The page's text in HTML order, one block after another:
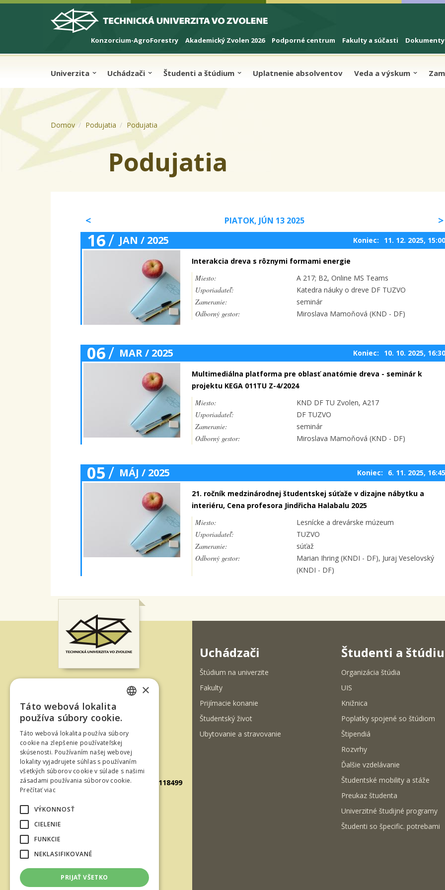
Skip to cookies
Skip to navigation
Skočiť na hlavný obsah
Konzorcium-AgroForestry Akademický Zvolen 2026 Podporné centrum Fakulty a súčasti Dokumenty
Univerzita Uchádzači Študenti a štúdium Uplatnenie absolventov Veda a výskum
Domov Podujatia Podujatia
Podujatia
PIATOK, JÚN 13 2025
16/ JAN / 2025 Koniec: 11. 12. 2025, 15:00
Interakcia dreva s rôznymi formami energie
Miesto:
A 217; B2, Online MS Teams
Usporiadateľ:
Katedra náuky o dreve DF TUZVO
Zameranie:
seminár
Odborný gestor:
Miroslava Mamoňová (KND - DF)
06/ MAR / 2025 Koniec: 10. 10. 2025, 16:30
Multimediálna platforma pre oblasť anatómie dreva - seminár k
projektu KEGA 011TU Z-4/2024
Miesto:
KND DF TU Zvolen, A217
Usporiadateľ:
DF TUZVO
Zameranie:
seminár
Odborný gestor:
Miroslava Mamoňová (KND - DF)
05/ MÁJ / 2025 Koniec: 6. 11. 2025, 16:45
21. ročník medzinárodnej študentskej súťaže v dizajne nábytku a
interiéru, Cena profesora Jindřicha Halabalu 2025
Miesto:
Lesnícke a drevárske múzeum
Usporiadateľ:
TUZVO
Zameranie:
súťaž
Odborný gestor:
Marian Ihring (KNDI - DF), Juraj Veselovský
(KNDI - DF)
960 01 Zvolen
Slovenská republika
Tel.: +421-45-520 61 11
Fax: +421-45-533 00 27
E-mail: info@tuzvo.sk
GPS súradnice: 48.572024,19.118499
IČO: 00397440
DIČ: 2020474808
IČ DPH: SK2020474808
E-mail: podatelna@tuzvo.sk
Uchádzači
Štúdium na univerzite
Fakulty
Prijímacie konanie
Študentský život
Ubytovanie a stravovanie
Študenti a
Organizácia štúdia
UIS
Knižnica
Poplatky spojené so štúdiom
Štipendiá
Rozvrhy
Ďalšie vzdelávanie
Študentské mobility a stáže
Preukaz študenta
Univerzitné študijné programy
Študenti so špecific. potrebami
×
Táto webová lokalita
používa súbory cookie.
Táto webová lokalita používa súbory
cookie na zlepšenie používateľskej
skúsenosti. Používaním našej webovej
lokality vyjadrujete súhlas s používaním
všetkých súborov cookie v súlade s našimi
zásadami používania súborov cookie.
Prečítať viac
VÝKONNOSŤ
CIELENIE
FUNKCIE
NEKLASIFIKOVANÉ
PRIJAŤ VŠETKO